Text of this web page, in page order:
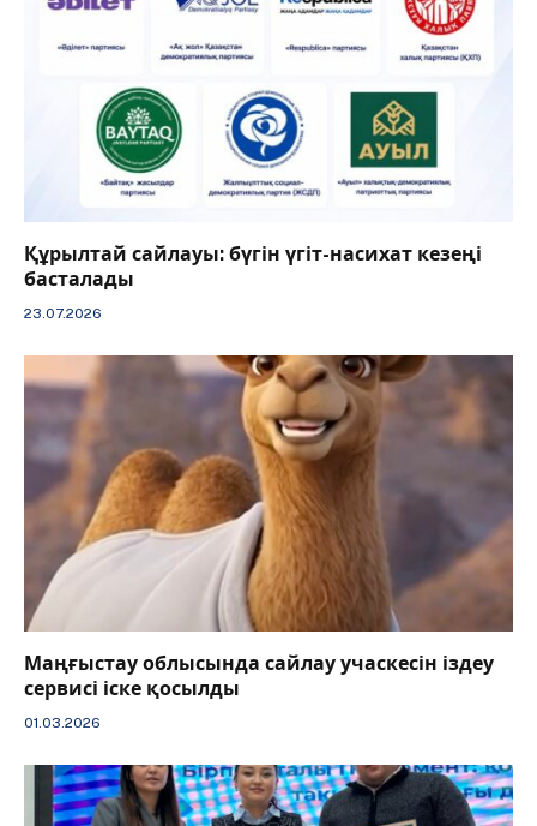
Құрылтай сайлауы: бүгін үгіт-насихат кезеңі
басталады
23.07.2026
Маңғыстау облысында сайлау учаскесін іздеу
сервисі іске қосылды
01.03.2026